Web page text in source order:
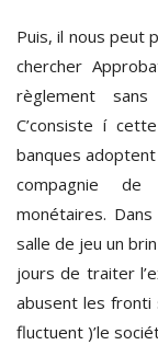
Puis, il nous peut
chercher
règlement
C’consiste í
banques
compagnie
monétaires.
salle de jeu un
jours de traiter
abusent les
fluctuent )’le